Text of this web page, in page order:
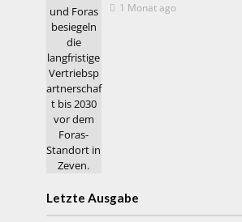
1 Monat ago
Letzte Ausgabe